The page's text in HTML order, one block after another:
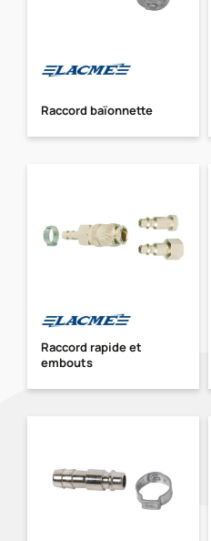
Raccord baïonnette
Raccord rapide et
embouts